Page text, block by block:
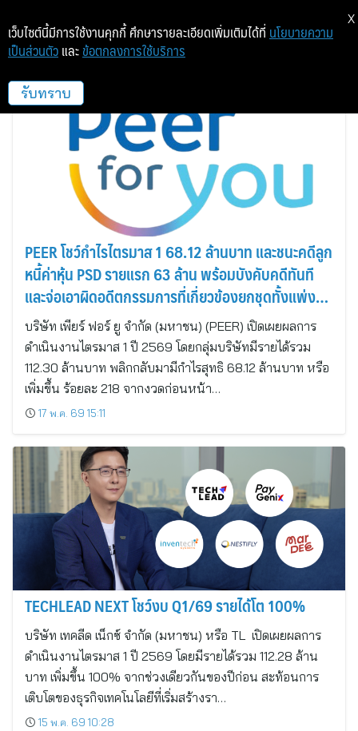
BKK Autumn
PEER โชว์กำไรไตรมาส 1 68.12 ล้านบาท และชนะคดีลูก
หนี้ค่าหุ้น PSD รายแรก 63 ล้าน พร้อมบังคับคดีทันที
และจ่อเอาผิดอดีตกรรมการที่เกี่ยวข้องยกชุดทั้งแพ่ง
และอาญา
บริษัท เพียร์ ฟอร์ ยู จำกัด (มหาชน) (PEER) เปิดเผยผลการ
ดำเนินงานไตรมาส 1 ปี 2569 โดยกลุ่มบริษัทมีรายได้รวม
112.30 ล้านบาท พลิกกลับมามีกำไรสุทธิ 68.12 ล้านบาท หรือ
เพิ่มขึ้น ร้อยละ 218 จากงวดก่อนหน้า…
17 พ.ค. 69 15:11
TECHLEAD NEXT โชว์งบ Q1/69 รายได้โต 100%
บริษัท เทคลีด เน็กซ์ จำกัด (มหาชน) หรือ TL เปิดเผยผลการ
ดำเนินงานไตรมาส 1 ปี 2569 โดยมีรายได้รวม 112.28 ล้าน
บาท เพิ่มขึ้น 100% จากช่วงเดียวกันของปีก่อน สะท้อนการ
เติบโตของธุรกิจเทคโนโลยีที่เริ่มสร้างรา…
15 พ.ค. 69 10:28
เว็บไซต์นี้มีการใช้งานคุกกี้ ศึกษารายละเอียดเพิ่มเติมได้ที่ นโยบายความ
เป็นส่วนตัว และ ข้อตกลงการใช้บริการ
รับทราบ
X